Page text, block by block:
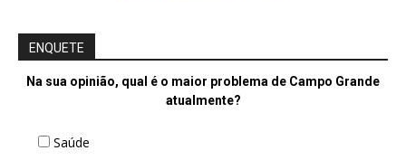
ENQUETE
Na sua opinião, qual é o maior problema de Campo Grande
atualmente?
Saúde